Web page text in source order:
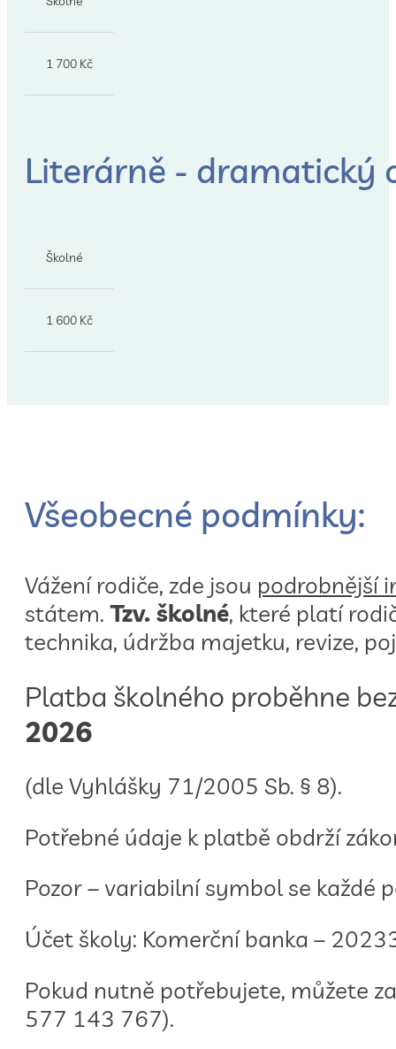
1 700 Kč
Literárně - dramatický
Školné
1 600 Kč
Všeobecné podmínky:
Vážení rodiče, zde jsou podrobnější
státem. Tzv. školné, které platí
technika, údržba majetku, revize,
Platba školného proběhne
2026
(dle Vyhlášky 71/2005 Sb. § 8).
Potřebné údaje k platbě obdrží
Pozor – variabilní symbol se
Účet školy: Komerční banka –
Pokud nutně potřebujete, můžete
577 143 767).